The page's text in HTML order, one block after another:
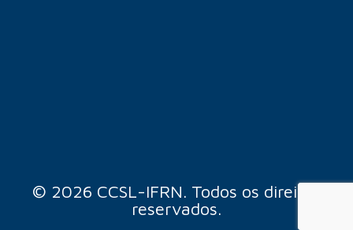
© 2026 CCSL-IFRN. Todos os direitos
reservados.